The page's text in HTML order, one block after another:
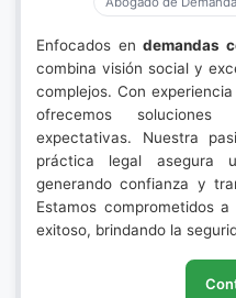
Enfocados endemandas
combina visión social y
complejos. Con
ofrecemos soluciones
expectativas. Nuestra
práctica legal asegura
generando confianza y
Estamos comprometidos
exitoso, brindando la